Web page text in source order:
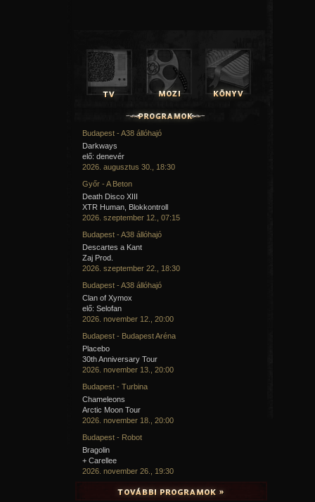
Budapest - A38 állóhajó
Darkways
elő: denevér
2026. augusztus 30., 18:30
Győr - A Beton
Death Disco XIII
XTR Human, Blokkontroll
2026. szeptember 12., 07:15
Budapest - A38 állóhajó
Descartes a Kant
Zaj Prod.
2026. szeptember 22., 18:30
Budapest - A38 állóhajó
Clan of Xymox
elő: Selofan
2026. november 12., 20:00
Budapest - Budapest Aréna
Placebo
30th Anniversary Tour
2026. november 13., 20:00
Budapest - Turbina
Chameleons
Arctic Moon Tour
2026. november 18., 20:00
Budapest - Robot
Bragolin
+ Carellee
2026. november 26., 19:30